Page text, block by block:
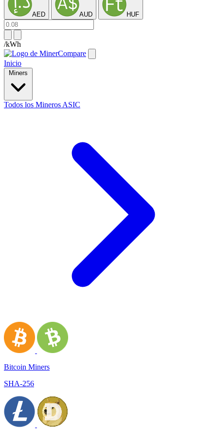
AED AUD HUF
/kWh
Inicio
Miners
Todos los Mineros ASIC
Bitcoin Miners
SHA-256